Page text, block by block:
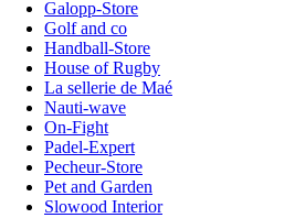
Galopp-Store
Golf and co
Handball-Store
House of Rugby
La sellerie de Maé
Nauti-wave
On-Fight
Padel-Expert
Pecheur-Store
Pet and Garden
Slowood Interior